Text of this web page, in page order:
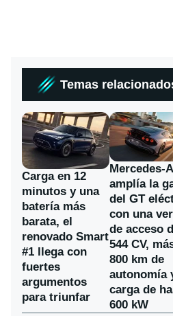
Temas
Carga en 12
minutos y una
batería más
barata, el
renovado Smart
#1 llega con
fuertes
argumentos
para triunfar
Mercedes-
amplía la
del GT
con una
de acceso
544 CV,
800 km de
autonomía
carga de
600 kW